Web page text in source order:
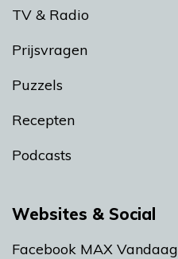
TV & Radio
Prijsvragen
Puzzels
Recepten
Podcasts
Websites & Social
Facebook MAX Vandaag